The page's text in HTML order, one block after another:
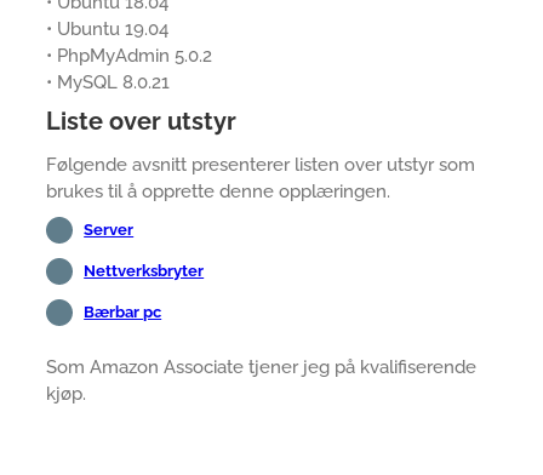
• Ubuntu 19.04
• PhpMyAdmin 5.0.2
• MySQL 8.0.21
Liste over utstyr
Følgende avsnitt presenterer listen over utstyr som
brukes til å opprette denne opplæringen.
Server
Nettverksbryter
Bærbar pc
Som Amazon Associate tjener jeg på kvalifiserende
kjøp.